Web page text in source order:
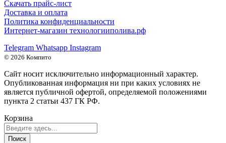
Скачать прайс-лист
Доставка и оплата
Политика конфиденциальности
Интернет-магазин технологииполива.рф
Telegram Whatsapp Instagram
© 2026 Компито
Сайт носит исключительно информационный характер.
Опубликованная информация ни при каких условиях не
является публичной офертой, определяемой положениями
пункта 2 статьи 437 ГК РФ.
Корзина